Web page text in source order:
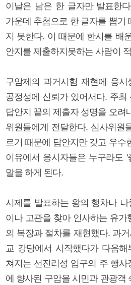
이날은 남은 한 글자만 발표한
가운데 추첨으로 한 글자를 뽑기
지 못한다. 이 때문에 한시를 배
안지를 제출하지못하는 사람이
구암제의 과거시험 재현에 응시
공정성에 신뢰가 있어서다. 주최
답안지 끝의 제출자 성명을 오려
위원들에게 전달한다. 심사위원
르기 때문에 답안지만 갖고 우수
이유에서 응시자들은 누구라도
말을 하게 된다.
시제를 발표하는 왕의 행차나
이나 고관을 찾아 인사하는 유가
의 복장과 절차를 재현했다. 과
교 강당에서 시작했다가 다음
쳐지는 선진리성 입구의 주 행사
에 향사된 구암을 시민과 관광객